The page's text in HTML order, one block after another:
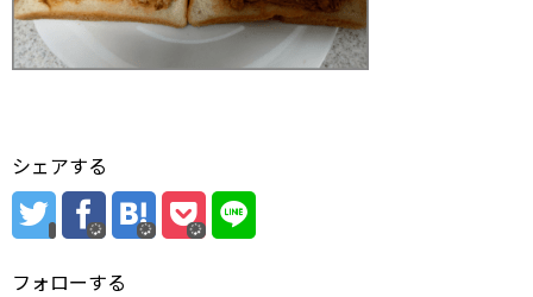
シェアする
フォローする